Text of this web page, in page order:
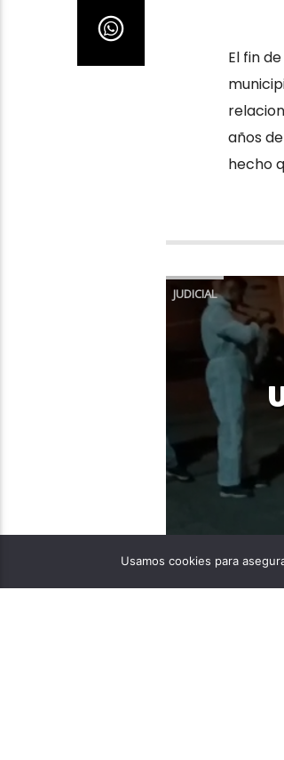
El fin
años
hecho
JUDICIAL
07/02/2023
Usamos cookies para